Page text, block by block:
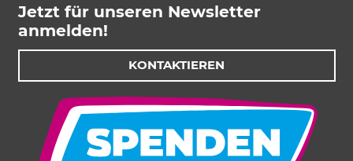
Jetzt für unseren Newsletter
anmelden!
KONTAKTIEREN